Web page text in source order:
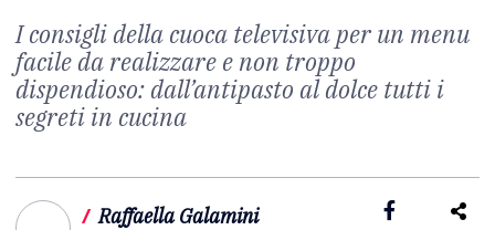
I consigli della cuoca televisiva per un menu
facile da realizzare e non troppo
dispendioso: dall’antipasto al dolce tutti i
segreti in cucina
/ Raffaella Galamini